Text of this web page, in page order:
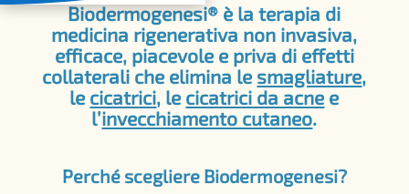
Biodermogenesi® è la terapia di
medicina rigenerativa non invasiva,
efficace, piacevole e priva di effetti
collaterali che elimina le smagliature,
le cicatrici, le cicatrici da acne e
l’invecchiamento cutaneo.
Perché scegliere Biodermogenesi?